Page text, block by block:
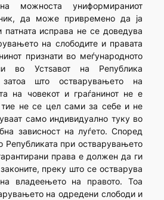
можноста униформираниот
да може привремено да ја
патната исправа не се доведува
на слободите и правата
признати во меѓународното
во Устѕавот на Република
што остварувањето на
на човекот и граѓанинот не е
тие не се цел сами за себе и не
само индивидуално туку во
зависност на луѓето. Според
Републиката при остварувањето
права е должен да ги
преку што се остварува
владеењето на правото. Тоа
на одредени слободи и